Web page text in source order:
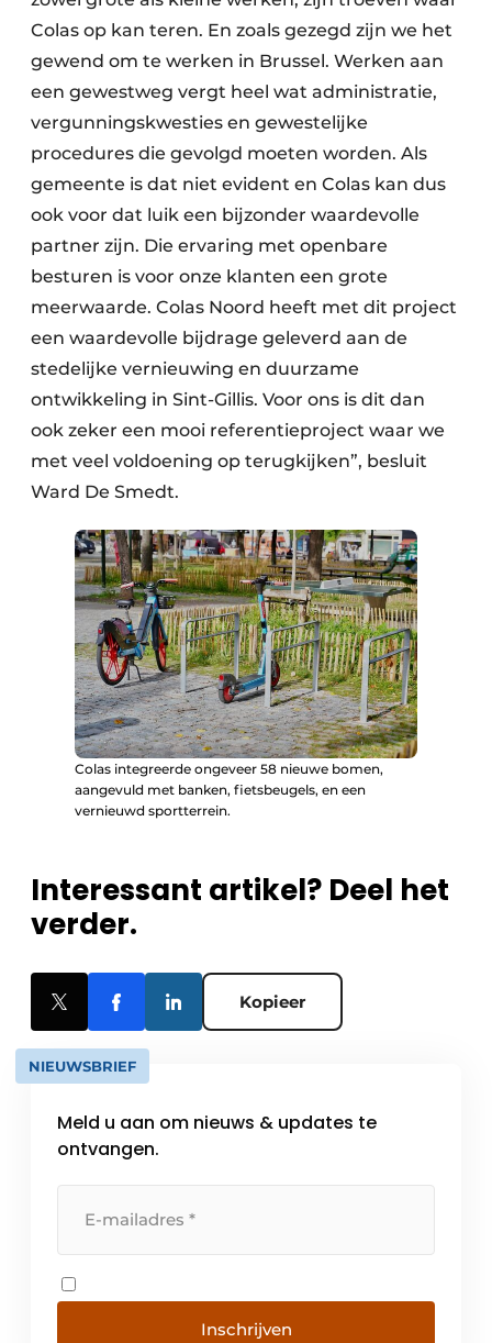
Colas op kan teren. En zoals gezegd zijn we het
gewend om te werken in Brussel. Werken aan
een gewestweg vergt heel wat administratie,
vergunningskwesties en gewestelijke
procedures die gevolgd moeten worden. Als
gemeente is dat niet evident en Colas kan dus
ook voor dat luik een bijzonder waardevolle
partner zijn. Die ervaring met openbare
besturen is voor onze klanten een grote
meerwaarde. Colas Noord heeft met dit project
een waardevolle bijdrage geleverd aan de
stedelijke vernieuwing en duurzame
ontwikkeling in Sint-Gillis. Voor ons is dit dan
ook zeker een mooi referentieproject waar we
met veel voldoening op terugkijken”, besluit
Ward De Smedt.
Colas integreerde ongeveer 58 nieuwe bomen,
aangevuld met banken, fietsbeugels, en een
vernieuwd sportterrein.
Interessant artikel? Deel het
verder.
Kopieer
NIEUWSBRIEF
Meld u aan om nieuws & updates te
ontvangen.
Inschrijven